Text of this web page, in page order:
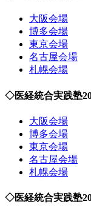
大阪会場
博多会場
東京会場
名古屋会場
札幌会場
◇医経統合実践塾
大阪会場
博多会場
東京会場
名古屋会場
札幌会場
◇医経統合実践塾